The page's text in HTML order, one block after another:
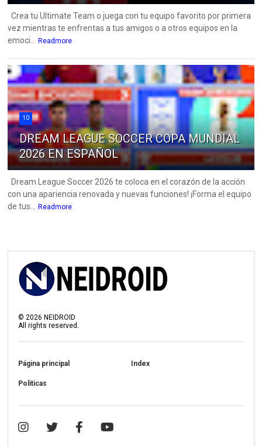
Crea tu Ultimate Team o juega con tu equipo favorito por primera
vez mientras te enfrentas a tus amigos o a otros equipos en la
emoci...
Readmore
10
DREAM LEAGUE SOCCER COPA MUNDIAL
2026 EN ESPAÑOL
Dream League Soccer 2026 te coloca en el corazón de la acción
con una apariencia renovada y nuevas funciones! ¡Forma el equipo
de tus...
Readmore
© 2026 NEIDROID
All rights reserved.
Página principal Index
Politicas